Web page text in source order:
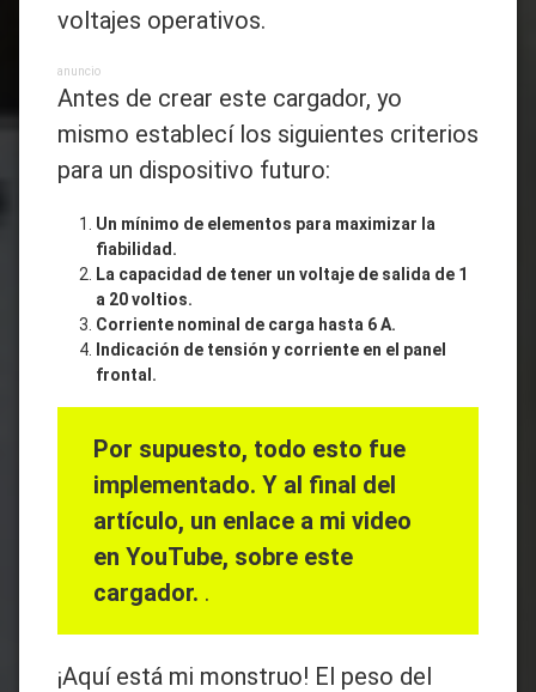
voltajes operativos.
anuncio
Antes de crear este cargador, yo
mismo establecí los siguientes criterios
para un dispositivo futuro:
Un mínimo de elementos para maximizar la
fiabilidad.
La capacidad de tener un voltaje de salida de 1
a 20 voltios.
Corriente nominal de carga hasta 6 A.
Indicación de tensión y corriente en el panel
frontal.
Por supuesto, todo esto fue
implementado. Y al final del
artículo, un enlace a mi video
en YouTube, sobre este
cargador. .
¡Aquí está mi monstruo! El peso del